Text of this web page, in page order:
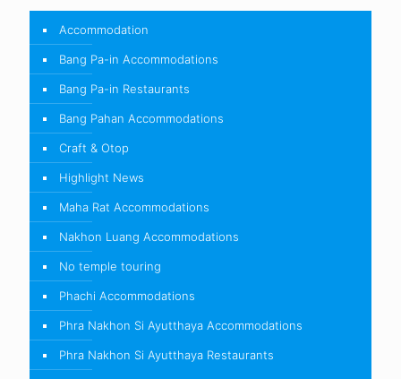
Accommodation
Bang Pa-in Accommodations
Bang Pa-in Restaurants
Bang Pahan Accommodations
Craft & Otop
Highlight News
Maha Rat Accommodations
Nakhon Luang Accommodations
No temple touring
Phachi Accommodations
Phra Nakhon Si Ayutthaya Accommodations
Phra Nakhon Si Ayutthaya Restaurants